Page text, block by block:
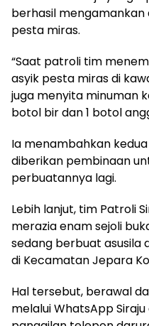
berhasil mengamankan
pesta miras.
“Saat patroli tim
asyik pesta miras di
juga menyita minuman
botol bir dan 1 botol
Ia menambahkan
diberikan pembinaan
perbuatannya lagi.
Lebih lanjut, tim Patroli
merazia enam sejoli
sedang berbuat asusila
di Kecamatan Jepara
Hal tersebut, berawal
melalui WhatsApp